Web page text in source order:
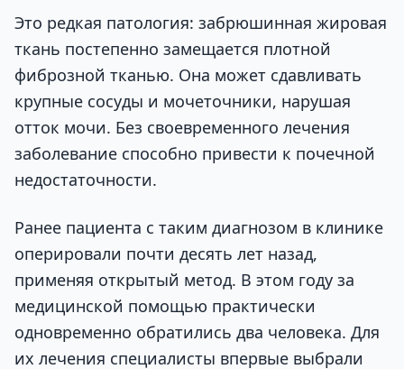
Это редкая патология: забрюшинная жировая
ткань постепенно замещается плотной
фиброзной тканью. Она может сдавливать
крупные сосуды и мочеточники, нарушая
отток мочи. Без своевременного лечения
заболевание способно привести к почечной
недостаточности.
Ранее пациента с таким диагнозом в клинике
оперировали почти десять лет назад,
применяя открытый метод. В этом году за
медицинской помощью практически
одновременно обратились два человека. Для
их лечения специалисты впервые выбрали